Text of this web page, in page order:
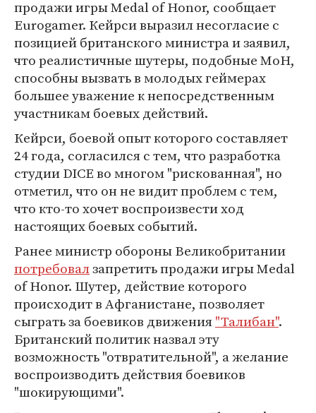
продажи игры Medal of Honor, сообщает
Eurogamer. Кейрси выразил несогласие с
позицией британского министра и заявил,
что реалистичные шутеры, подобные MoH,
способны вызвать в молодых геймерах
большее уважение к непосредственным
участникам боевых действий.
Кейрси, боевой опыт которого составляет
24 года, согласился с тем, что разработка
студии DICE во многом "рискованная", но
отметил, что он не видит проблем с тем,
что кто-то хочет воспроизвести ход
настоящих боевых событий.
Ранее министр обороны Великобритании
потребовалзапретить продажи игры Medal
of Honor. Шутер, действие которого
происходит в Афганистане, позволяет
сыграть за боевиков движения"Талибан".
Британский политик назвал эту
возможность "отвратительной", а желание
воспроизводить действия боевиков
"шокирующими".